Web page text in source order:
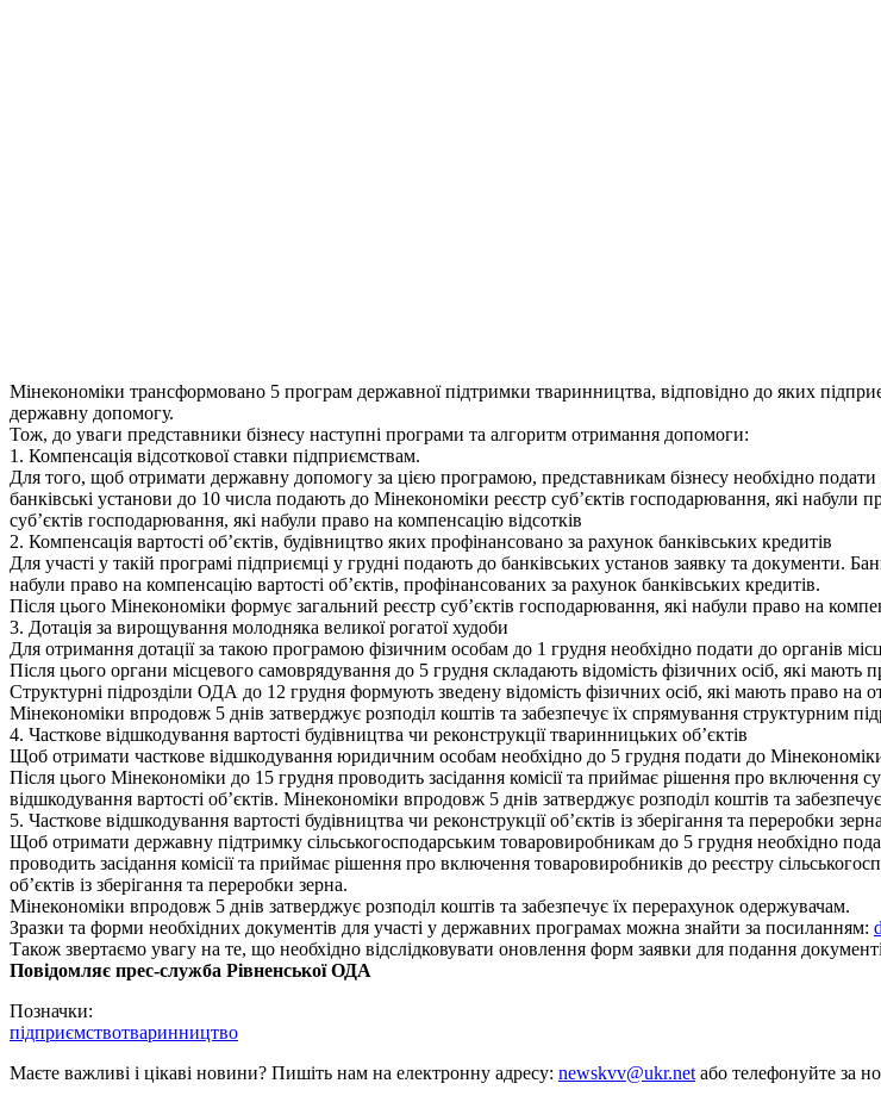
Мінекономіки трансформовано 5 програм державної підтримки тваринництва, відповідно до яких
державну допомогу.
Тож, до уваги представники бізнесу наступні програми та алгоритм отримання допомоги:
1. Компенсація відсоткової ставки підприємствам.
Для того, щоб отримати державну допомогу за цією програмою, представникам бізнесу необхідно
банківські установи до 10 числа подають до Мінекономіки реєстр суб’єктів господарювання, які
суб’єктів господарювання, які набули право на компенсацію відсотків
2. Компенсація вартості об’єктів, будівництво яких профінансовано за рахунок банківських кредитів
Для участі у такій програмі підприємці у грудні подають до банківських установ заявку та документи.
набули право на компенсацію вартості об’єктів, профінансованих за рахунок банківських кредитів.
Після цього Мінекономіки формує загальний реєстр суб’єктів господарювання, які набули право на
3. Дотація за вирощування молодняка великої рогатої худоби
Для отримання дотації за такою програмою фізичним особам до 1 грудня необхідно подати до органів
Після цього органи місцевого самоврядування до 5 грудня складають відомість фізичних осіб, які
Структурні підрозділи ОДА до 12 грудня формують зведену відомість фізичних осіб, які мають право на
Мінекономіки впродовж 5 днів затверджує розподіл коштів та забезпечує їх спрямування структурним
4. Часткове відшкодування вартості будівництва чи реконструкції тваринницьких об’єктів
Щоб отримати часткове відшкодування юридичним особам необхідно до 5 грудня подати до
Після цього Мінекономіки до 15 грудня проводить засідання комісії та приймає рішення про включення
відшкодування вартості об’єктів. Мінекономіки впродовж 5 днів затверджує розподіл коштів та
5. Часткове відшкодування вартості будівництва чи реконструкції об’єктів із зберігання та переробки
Щоб отримати державну підтримку сільськогосподарським товаровиробникам до 5 грудня необхідно
проводить засідання комісії та приймає рішення про включення товаровиробників до реєстру
об’єктів із зберігання та переробки зерна.
Мінекономіки впродовж 5 днів затверджує розподіл коштів та забезпечує їх перерахунок одержувачам.
Зразки та форми необхідних документів для участі у державних програмах можна знайти за посиланням:
Також звертаємо увагу на те, що необхідно відслідковувати оновлення форм заявки для подання
Повідомляє прес-служба Рівненської ОДА
Позначки:
підприємствотваринництво
Маєте важливі і цікаві новини? Пишіть нам на електронну адресу: newskvv@ukr.netабо телефонуйте за